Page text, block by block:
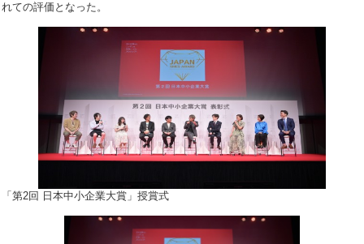
れての評価となった。
「第2回 ⽇本中⼩企業⼤賞」授賞式